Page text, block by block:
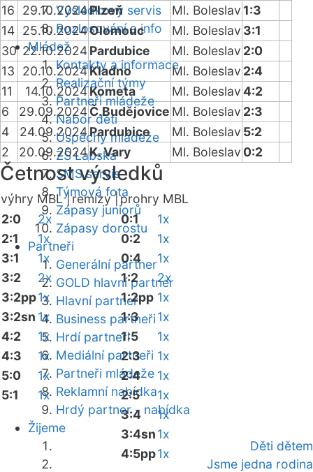
Výsledkový servis
Rozlosování a info
Mládež
Kontakty a informace
Realizační týmy
Partneři mládeže
Nábor dětí
Úspěchy mládeže
ZŠ Labská
SMS servis
Týmová fota
Zápasy juniorů
Zápasy dorostu
Partneři
Generální partner
GOLD hlavní partner
Hlavní partneři
Business partneři
Hrdí partneři
Mediální partneři
Partneři mládeže
Reklamní nabídka
Hrdý partner - nabídka
Žijeme
Děti dětem
Jsme jedna rodina
16
29.10.2024Plzeň Ml. Boleslav 1:3
14 25.10.2024Olomouc Ml. Boleslav 3:1
30 22.10.2024Pardubice Ml. Boleslav 2:0
13
20.10.2024Kladno Ml. Boleslav 2:4
11
14.10.2024Kometa Ml. Boleslav4:2
6
29.09.2024Č.Budějovice Ml. Boleslav 2:3
4
24.09.2024Pardubice Ml. Boleslav 5:2
2
20.09.2024K. Vary Ml. Boleslav 0:2
Četnost výsledků
výhry MBL | remízy | prohry MBL
2:0
2x
2:1
1x
3:1
1x
3:2
2x
3:2pp1x
3:2sn 1x
4:2
1x
4:3
1x
5:0
1x
5:1
1x
0:1
1x
0:2
1x
0:4
1x
1:2
2x
1:2pp 1x
1:3
1x
1:5
1x
2:3
1x
2:4
1x
2:5
1x
3:4
1x
3:4sn1x
4:5pp1x